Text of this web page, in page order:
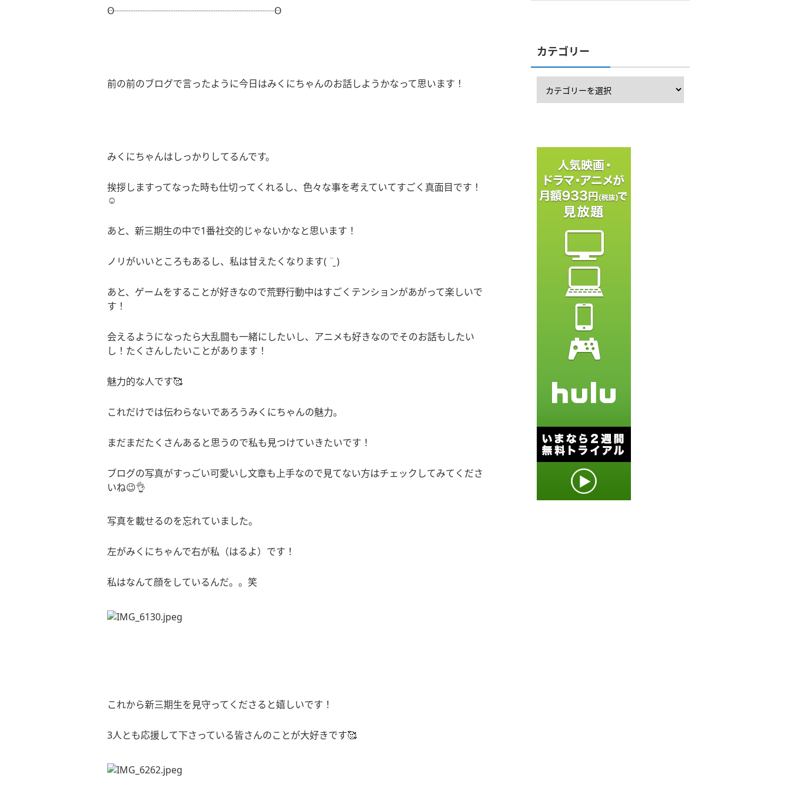
Ꙫ┈┈┈┈┈┈┈┈┈┈┈┈┈┈┈┈┈Ꙫ
前の前のブログで言ったように今日はみくにちゃんのお話しようかなって思います！
みくにちゃんはしっかりしてるんです。
挨拶しますってなった時も仕切ってくれるし、色々な事を考えていてすごく真面目です！
☺️
あと、新三期生の中で1番社交的じゃないかなと思います！
ノリがいいところもあるし、私は甘えたくなります( ¨̮ )
あと、ゲームをすることが好きなので荒野行動中はすごくテンションがあがって楽しいで
す！
会えるようになったら大乱闘も一緒にしたいし、アニメも好きなのでそのお話もしたい
し！たくさんしたいことがあります！
魅力的な人です🥰
これだけでは伝わらないであろうみくにちゃんの魅力。
まだまだたくさんあると思うので私も見つけていきたいです！
ブログの写真がすっごい可愛いし文章も上手なので見てない方はチェックしてみてくださ
いね😉👌
写真を載せるのを忘れていました。
左がみくにちゃんで右が私（はるよ）です！
私はなんて顔をしているんだ。。笑
これから新三期生を見守ってくださると嬉しいです！
3人とも応援して下さっている皆さんのことが大好きです🥰
カテゴリー